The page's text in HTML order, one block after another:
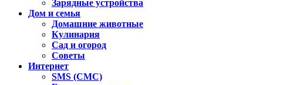
Зарядные устройства
Дом и семья
Домашние животные
Кулинария
Сад и огород
Советы
Интернет
SMS (СМС)